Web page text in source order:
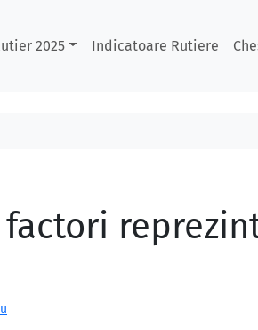
2025 Indicatoare Rutiere